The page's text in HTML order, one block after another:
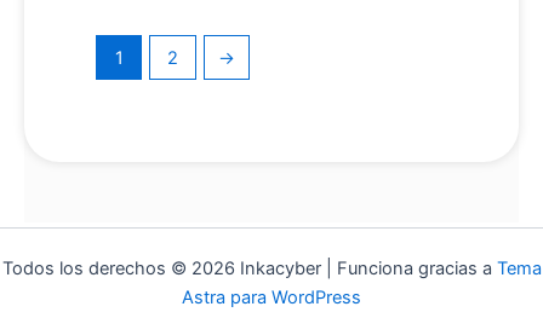
1 2 →
Todos los derechos © 2026 Inkacyber | Funciona gracias a Tema
Astra para WordPress